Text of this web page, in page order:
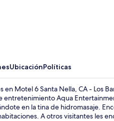
UbicaciónPolíticas
en Motel 6 Santa Nella, CA - Los
entretenimiento Aqua
en la tina de hidromasaje.
A otros visitantes les